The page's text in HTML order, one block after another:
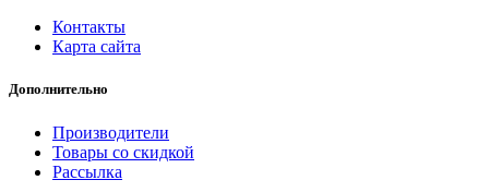
Контакты
Карта сайта
Дополнительно
Производители
Товары со скидкой
Рассылка